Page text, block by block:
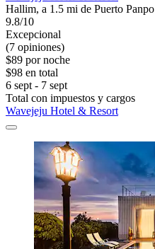
Hallim, a 1.5 mi de Puerto Panpo
9.8/10
Excepcional
(7 opiniones)
$89 por noche
$98 en total
6 sept - 7 sept
Total con impuestos y cargos
Wavejeju Hotel & Resort